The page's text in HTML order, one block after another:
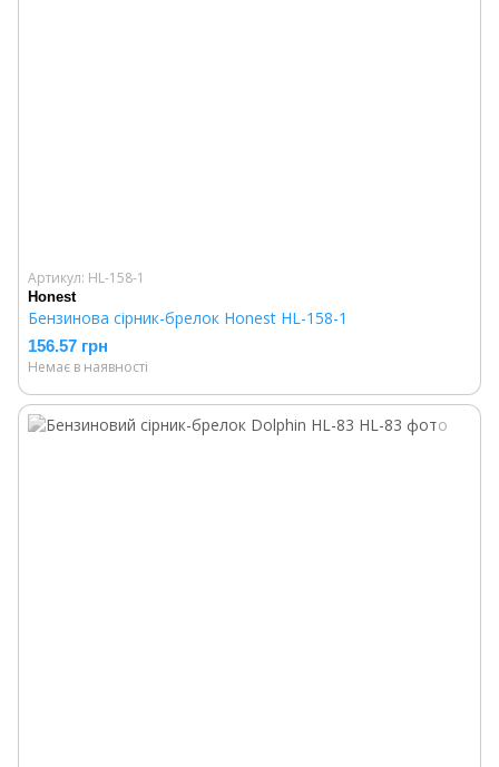
Артикул: HL-158-1
Honest
Бензинова сірник-брелок Honest HL-158-1
156.57 грн
Немає в наявності